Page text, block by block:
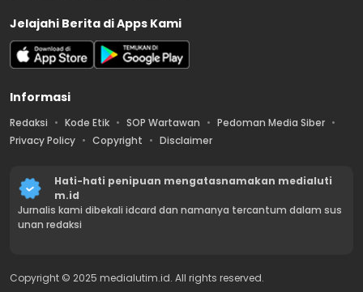
Jelajahi Berita di Apps Kami
Informasi
Redaksi Kode Etik SOP Wartawan
Pedoman Media Siber
Privacy Policy
Copyright Disclaimer
Hati-hati penipuan mengatasnamakan medialuti
m.id
Jurnalis kami dibekali idcard dan namanya tercantum dalam sus
unan redaksi
Copyright © 2025 medialutim.id. All rights reserved.